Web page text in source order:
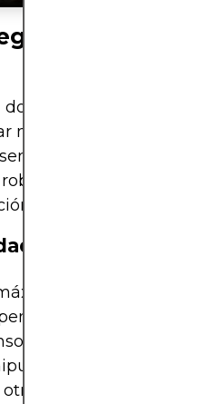
y
de los factores más
nodos completos
ventajas y
la fiabilidad y
nivel de
cada
de la red,
Son
formas de fraude.